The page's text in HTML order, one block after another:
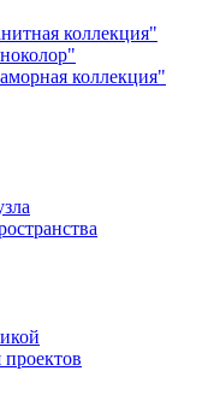
коллекция"
коллекция"